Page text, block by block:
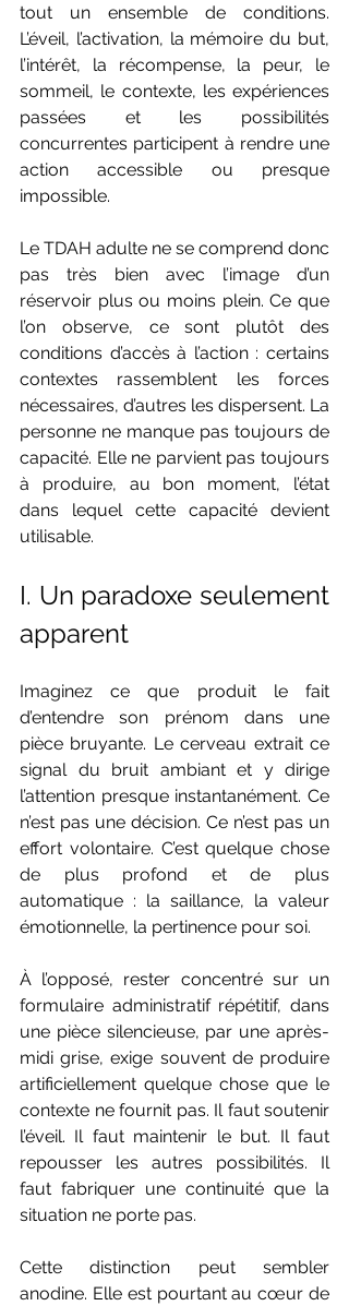
tout un ensemble de conditions.
L’éveil, l’activation, la mémoire du but,
l’intérêt, la récompense, la peur, le
sommeil, le contexte, les expériences
passées et les possibilités
concurrentes participent à rendre une
action accessible ou presque
impossible.
Le TDAH adulte ne se comprend donc
pas très bien avec l’image d’un
réservoir plus ou moins plein. Ce que
l’on observe, ce sont plutôt des
conditions d’accès à l’action : certains
contextes rassemblent les forces
nécessaires, d’autres les dispersent. La
personne ne manque pas toujours de
capacité. Elle ne parvient pas toujours
à produire, au bon moment, l’état
dans lequel cette capacité devient
utilisable.
I. Un paradoxe seulement
apparent
Imaginez ce que produit le fait
d’entendre son prénom dans une
pièce bruyante. Le cerveau extrait ce
signal du bruit ambiant et y dirige
l’attention presque instantanément. Ce
n’est pas une décision. Ce n’est pas un
effort volontaire. C’est quelque chose
de plus profond et de plus
automatique : la saillance, la valeur
émotionnelle, la pertinence pour soi.
À l’opposé, rester concentré sur un
formulaire administratif répétitif, dans
une pièce silencieuse, par une après-
midi grise, exige souvent de produire
artificiellement quelque chose que le
contexte ne fournit pas. Il faut soutenir
l’éveil. Il faut maintenir le but. Il faut
repousser les autres possibilités. Il
faut fabriquer une continuité que la
situation ne porte pas.
Cette distinction peut sembler
anodine. Elle est pourtant au cœur de